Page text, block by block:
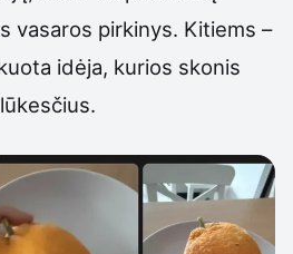
vasaros pirkinys. Kitiems –
idėja, kurios skonis